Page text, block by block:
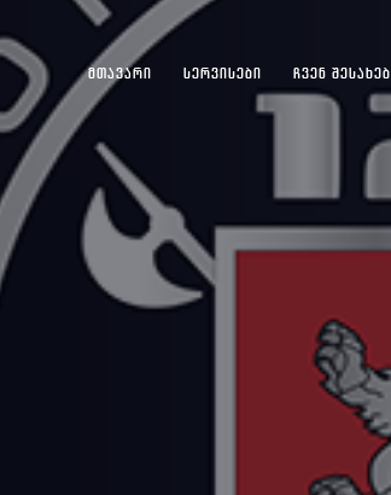
ᲛᲗᲐᲕᲐᲠᲘ ᲡᲔᲠᲕᲘᲡᲔᲑᲘ ᲩᲕᲔᲜ ᲨᲔᲡᲐᲮᲔᲑ